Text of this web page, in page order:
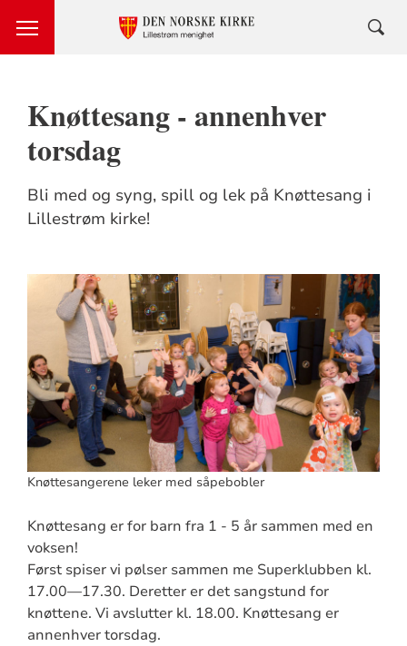
Knøttesang - annenhver
torsdag
Bli med og syng, spill og lek på Knøttesang i
Lillestrøm kirke!
Knøttesangerene leker med såpebobler
Knøttesang er for barn fra 1 - 5 år sammen med en
voksen!
Først spiser vi pølser sammen me Superklubben kl.
17.00—17.30. Deretter er det sangstund for
knøttene. Vi avslutter kl. 18.00. Knøttesang er
annenhver torsdag.